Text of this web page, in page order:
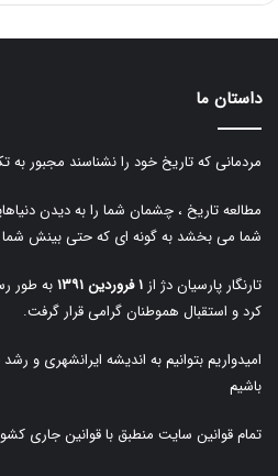
داستان ما
مردمانی که تاریخ خود را نشناسند مجبور به
مطالعه تاریخ ، چشمان شما را به دیدن
شما می بخشد به گونه ای که حتی بینش
تارنگار پارسیان دژ از ۱ فروردین ۱۳۹۱
به طور
کرد و استقبال هموطنان گرامی قرار گرفت.
امیدواریم بتوانیم به اندیشه ایرانشهری و
باشیم
تمام قوانین سایت منطبق با قوانین جاری